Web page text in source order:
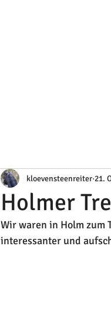
Holmer
kloevensteenreiter 21.
Wir waren in Holm zum
interessanter und